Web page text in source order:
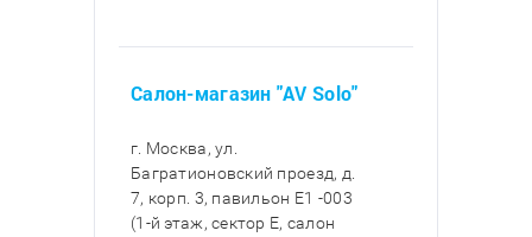
Салон-магазин "AV Solo"
г. Москва, ул.
Багратионовский проезд, д.
7, корп. 3, павильон E1 -003
(1-й этаж, сектор E, салон